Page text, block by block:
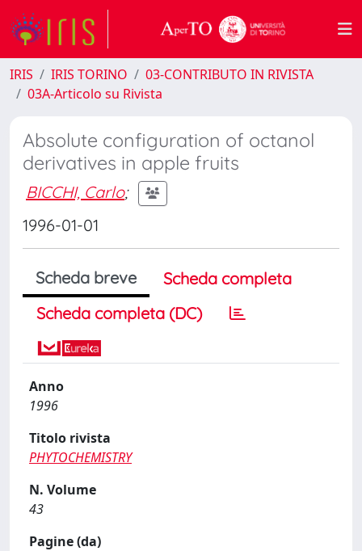
IRIS IRIS TORINO
03-CONTRIBUTO IN RIVISTA
03A-Articolo su Rivista
Absolute configuration of octanol
derivatives in apple fruits
BICCHI, Carlo;
1996-01-01
Scheda breve
Scheda completa
Scheda completa (DC)
Anno
1996
Titolo rivista
PHYTOCHEMISTRY
N. Volume
43
Pagine (da)